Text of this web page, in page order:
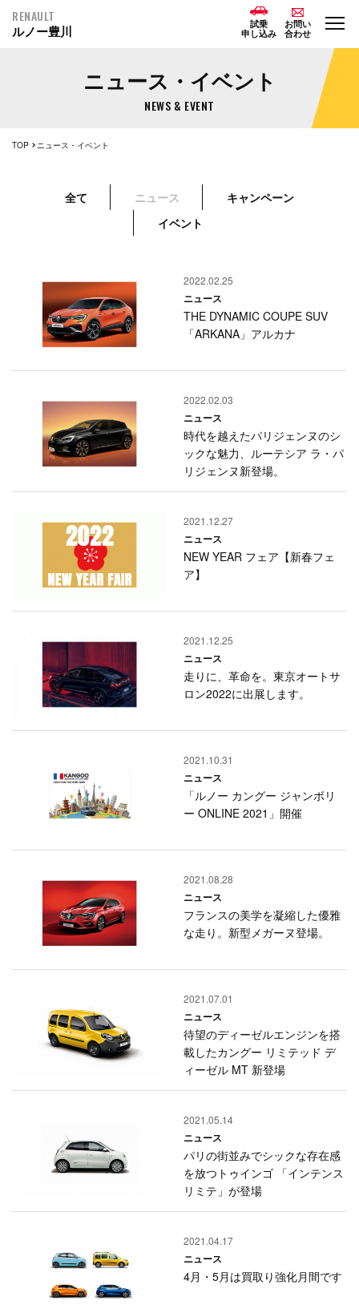
RENAULT
ルノー豊川
試乗
申し込み
お問い
合わせ
ニュース・イベント
NEWS & EVENT
TOP ニュース・イベント
全て ニュース
キャンペーン
イベント
2022.02.25
ニュース
THE DYNAMIC COUPE SUV
「ARKANA」アルカナ
2022.02.03
ニュース
時代を越えたパリジェンヌのシ
ックな魅力、ルーテシア ラ・パ
リジェンヌ新登場。
2021.12.27
ニュース
NEW YEAR フェア【新春フェ
ア】
2021.12.25
ニュース
走りに、革命を。東京オートサ
ロン2022に出展します。
2021.10.31
ニュース
「ルノー カングー ジャンボリ
ー ONLINE 2021」開催
2021.08.28
ニュース
フランスの美学を凝縮した優雅
な走り。新型メガーヌ登場。
2021.07.01
ニュース
待望のディーゼルエンジンを搭
載したカングー リミテッド デ
ィーゼル MT 新登場
2021.05.14
ニュース
パリの街並みでシックな存在感
を放つトゥインゴ 「インテンス
リミテ」が登場
2021.04.17
ニュース
4月・5月は買取り強化月間です